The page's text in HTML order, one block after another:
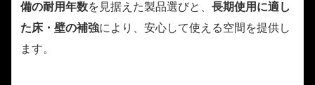
備の耐用年数を見据えた製品選びと、 長期使用に適し
た床・壁の補強により、安心して使える空間を提供し
ます。